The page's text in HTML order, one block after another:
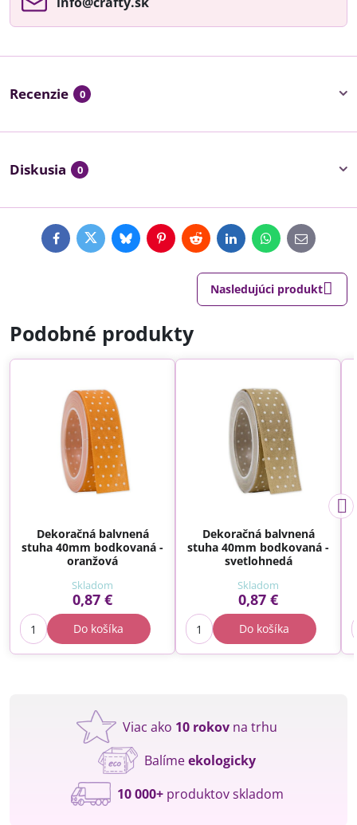
Recenzie 0
Diskusia 0
FacebookTwitterBlueskyPinterestRedditLinkedInWhatsApp
E-
mail
Nasledujúci produkt
Podobné produkty
Dekoračná balvnená
stuha 40mm bodkovaná -
oranžová
Skladom
0,87 €
Do košíka
Dekoračná balvnená
stuha 40mm bodkovaná -
svetlohnedá
Skladom
0,87 €
Do košíka
Viac ako 10 rokov na trhu
Balímeekologicky
10 000+produktov skladom